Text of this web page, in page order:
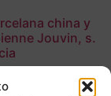
china y
Jouvin, s.